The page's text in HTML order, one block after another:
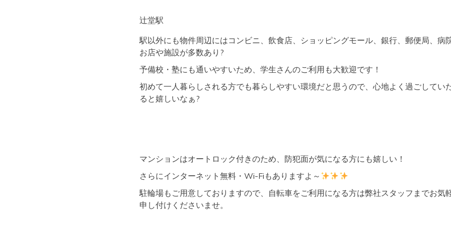
辻堂駅
駅以外にも物件周辺にはコンビニ、飲食店、ショッピングモール、銀行、郵便局、病
お店や施設が多数あり?
予備校・塾にも通いやすいため、学生さんのご利用も大歓迎です！
初めて一人暮らしされる方でも暮らしやすい環境だと思うので、心地よく過ごしてい
ると嬉しいなぁ?
マンションはオートロック付きのため、防犯面が気になる方にも嬉しい！
さらにインターネット無料・Wi-Fiもありますよ～
駐輪場もご用意しておりますので、自転車をご利用になる方は弊社スタッフまでお気
申し付けくださいませ。